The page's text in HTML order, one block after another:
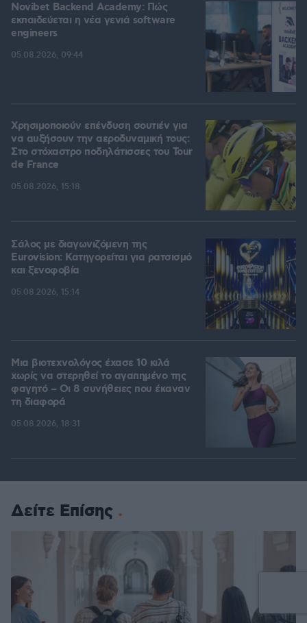
Novibet Backend Academy: Πώς
εκπαιδεύεται η νέα γενιά software
engineers
05.08.2026, 09:44
Χρησιμοποιούν επένδυση σουτιέν για
να αυξήσουν την αεροδυναμική τους:
Στο στόχαστρο ποδηλάτισσες του Tour
de France
05.08.2026, 15:18
Σάλος με διαγωνιζόμενη της
Eurovision: Κατηγορείται για ρατσισμό
και ξενοφοβία
05.08.2026, 15:14
Μια βιοτεχνολόγος έχασε 10 κιλά
χωρίς να στερηθεί το αγαπημένο της
φαγητό – Οι 8 συνήθειες που έκαναν
τη διαφορά
05.08.2026, 18:31
Δείτε Επίσης